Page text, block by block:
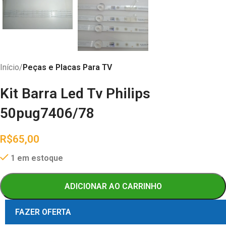
Início Peças e Placas Para TV
Kit Barra Led Tv Philips
50pug7406/78
R$65,00
1 em estoque
ADICIONAR AO CARRINHO
FAZER OFERTA